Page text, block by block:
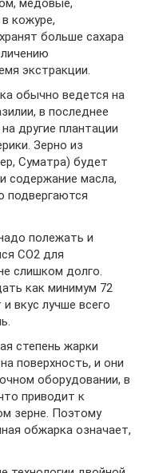
кожуре,
больше сахара
экстракции.
обычно ведется на
в последнее
другие плантации
Зерно из
Суматра) будет
содержание масла,
подвергаются
полежать и
CO2 для
слишком долго.
как минимум 72
вкус лучше всего
степень жарки
поверхность, и они
оборудовании, в
приводит к
зерне. Поэтому
обжарка означает,